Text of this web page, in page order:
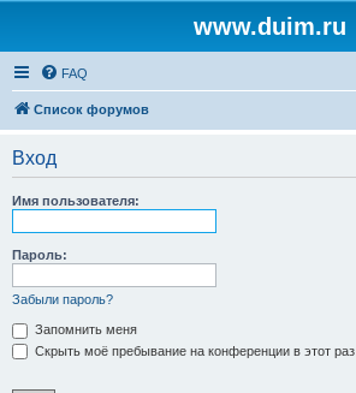
www.duim.ru
FAQ
Список форумов
Вход
Имя пользователя:
Пароль:
Забыли пароль?
Запомнить меня
Скрыть моё пребывание на конференции в этот раз